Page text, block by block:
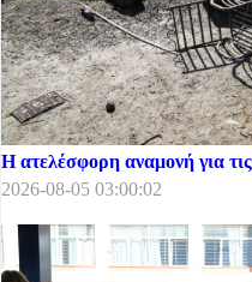
Η ατελέσφορη αναμονή για
2026-08-05 03:00:02